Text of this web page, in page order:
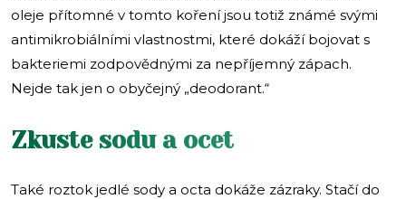
oleje přítomné v tomto koření jsou totiž známé svými
antimikrobiálními vlastnostmi, které dokáží bojovat s
bakteriemi zodpovědnými za nepříjemný zápach.
Nejde tak jen o obyčejný „deodorant.“
Zkuste sodu a ocet
Také roztok jedlé sody a octa dokáže zázraky. Stačí do